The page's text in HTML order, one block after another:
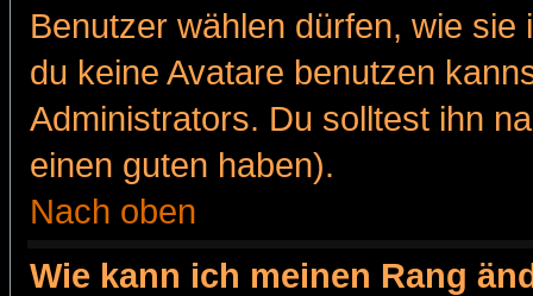
Benutzer wählen dürfen, wie
du keine Avatare benutzen
Administrators. Du solltest ihn
einen guten haben).
Nach oben
Wie kann ich meinen Rang